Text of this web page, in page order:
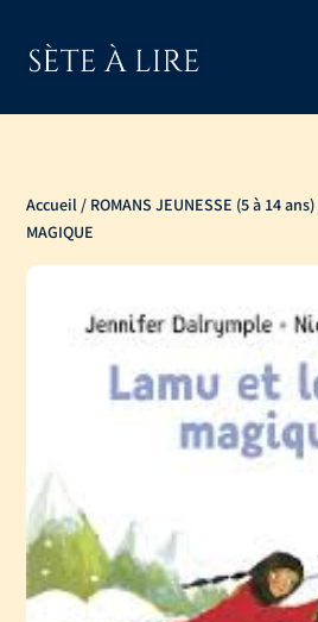
Accueil / ROMANS JEUNESSE (5 à 14 ans)
MAGIQUE